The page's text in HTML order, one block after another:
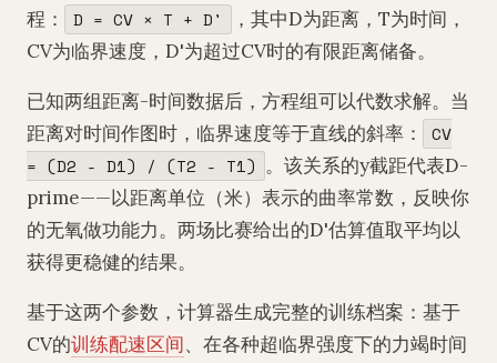
程：
D = CV × T + D'
，其中D为距离，T为时间，
CV为临界速度，D'为超过CV时的有限距离储备。
已知两组距离-时间数据后，方程组可以代数求解。当
距离对时间作图时，临界速度等于直线的斜率：
CV
= (D2 - D1) / (T2 - T1) 。该关系的y截距代表D-
prime——以距离单位（米）表示的曲率常数，反映你
的无氧做功能力。两场比赛给出的D'估算值取平均以
获得更稳健的结果。
基于这两个参数，计算器生成完整的训练档案：基于
CV的训练配速区间、在各种超临界强度下的力竭时间